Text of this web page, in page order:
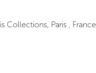
Collections, Paris , France